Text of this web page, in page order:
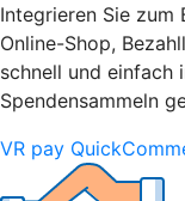
Integrieren Sie zum
Online-Shop,
schnell und einfach
Spendensammeln
VR pay